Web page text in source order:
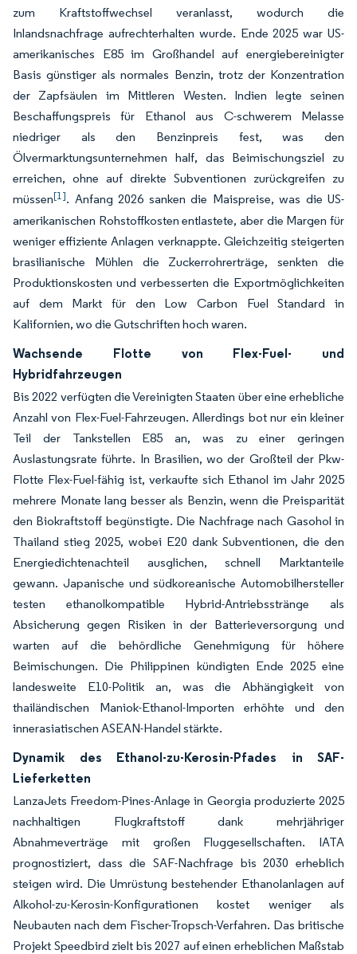
zum Kraftstoffwechsel veranlasst, wodurch die
Inlandsnachfrage aufrechterhalten wurde. Ende 2025 war US-
amerikanisches E85 im Großhandel auf energiebereinigter
Basis günstiger als normales Benzin, trotz der Konzentration
der Zapfsäulen im Mittleren Westen. Indien legte seinen
Beschaffungspreis für Ethanol aus C-schwerem Melasse
niedriger als den Benzinpreis fest, was den
Ölvermarktungsunternehmen half, das Beimischungsziel zu
erreichen, ohne auf direkte Subventionen zurückgreifen zu
müssen[1]. Anfang 2026 sanken die Maispreise, was die US-
amerikanischen Rohstoffkosten entlastete, aber die Margen für
weniger effiziente Anlagen verknappte. Gleichzeitig steigerten
brasilianische Mühlen die Zuckerrohrerträge, senkten die
Produktionskosten und verbesserten die Exportmöglichkeiten
auf dem Markt für den Low Carbon Fuel Standard in
Kalifornien, wo die Gutschriften hoch waren.
Wachsende Flotte von Flex-Fuel- und
Hybridfahrzeugen
Bis 2022 verfügten die Vereinigten Staaten über eine erhebliche
Anzahl von Flex-Fuel-Fahrzeugen. Allerdings bot nur ein kleiner
Teil der Tankstellen E85 an, was zu einer geringen
Auslastungsrate führte. In Brasilien, wo der Großteil der Pkw-
Flotte Flex-Fuel-fähig ist, verkaufte sich Ethanol im Jahr 2025
mehrere Monate lang besser als Benzin, wenn die Preisparität
den Biokraftstoff begünstigte. Die Nachfrage nach Gasohol in
Thailand stieg 2025, wobei E20 dank Subventionen, die den
Energiedichtenachteil ausglichen, schnell Marktanteile
gewann. Japanische und südkoreanische Automobilhersteller
testen ethanolkompatible Hybrid-Antriebsstränge als
Absicherung gegen Risiken in der Batterieversorgung und
warten auf die behördliche Genehmigung für höhere
Beimischungen. Die Philippinen kündigten Ende 2025 eine
landesweite E10-Politik an, was die Abhängigkeit von
thailändischen Maniok-Ethanol-Importen erhöhte und den
innerasiatischen ASEAN-Handel stärkte.
Dynamik des Ethanol-zu-Kerosin-Pfades in SAF-
Lieferketten
LanzaJets Freedom-Pines-Anlage in Georgia produzierte 2025
nachhaltigen Flugkraftstoff dank mehrjähriger
Abnahmeverträge mit großen Fluggesellschaften. IATA
prognostiziert, dass die SAF-Nachfrage bis 2030 erheblich
steigen wird. Die Umrüstung bestehender Ethanolanlagen auf
Alkohol-zu-Kerosin-Konfigurationen kostet weniger als
Neubauten nach dem Fischer-Tropsch-Verfahren. Das britische
Projekt Speedbird zielt bis 2027 auf einen erheblichen Maßstab